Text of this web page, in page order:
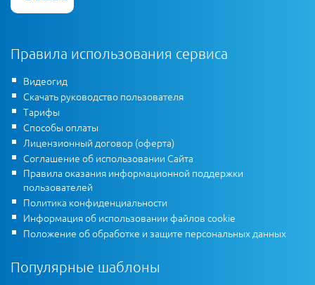
Правила использования сервиса
Видеогид
Скачать руководство пользователя
Тарифы
Способы оплаты
Лицензионный договор (оферта)
Соглашение об использовании Сайта
Правила оказания информационной поддержки
пользователей
Политика конфиденциальности
Информация об использовании файлов cookie
Положение об обработке и защите персональных данных
Популярные шаблоны